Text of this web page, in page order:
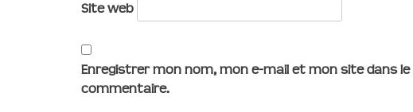
Site web
Enregistrer mon nom, mon e-mail et mon site dans
commentaire.